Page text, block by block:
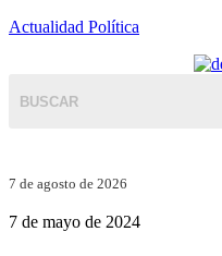
Actualidad Política
7 de agosto de 2026
7 de mayo de 2024